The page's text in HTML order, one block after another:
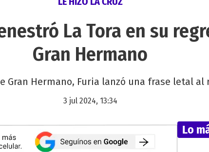
La Tora en su
Gran Hermano
Gran Hermano, Furia lanzó una frase letal al
3 jul 2024, 13:34
Lo